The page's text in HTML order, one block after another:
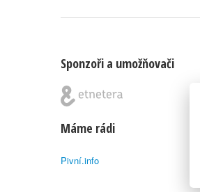
Sponzoři a umožňovači
Máme rádi
Pivní.info